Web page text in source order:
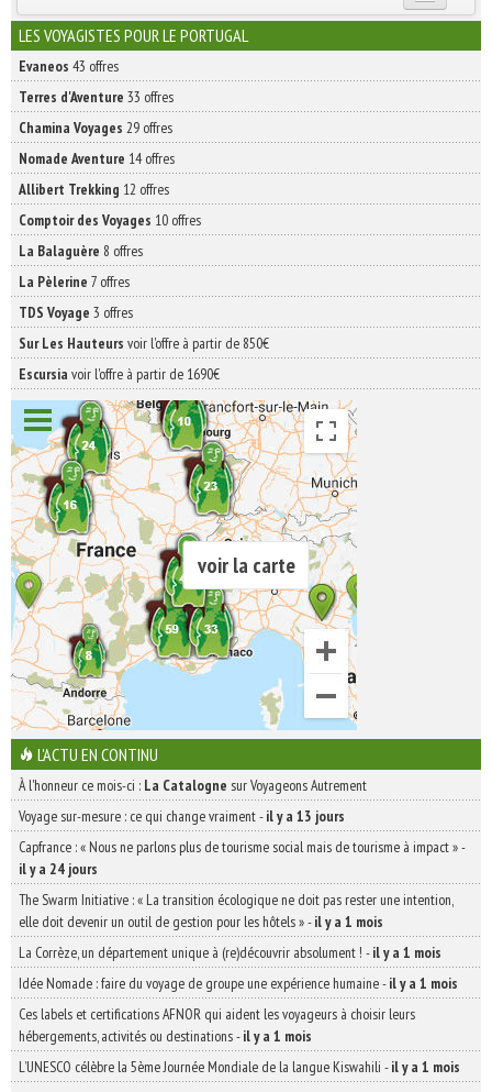
INSCRIVEZ-VOUS | ABONNEZ-VOUS
LES VOYAGISTES POUR LE PORTUGAL
Evaneos 43 offres
Terres d'Aventure 33 offres
Chamina Voyages 29 offres
Nomade Aventure 14 offres
Allibert Trekking 12 offres
Comptoir des Voyages 10 offres
La Balaguère 8 offres
La Pèlerine 7 offres
TDS Voyage 3 offres
Sur Les Hauteurs voir l'offre à partir de 850€
Escursia voir l'offre à partir de 1690€
voir la carte
L'ACTU EN CONTINU
À l'honneur ce mois-ci : La Catalogne sur Voyageons Autrement
Voyage sur-mesure : ce qui change vraiment-il y a 13 jours
Capfrance : « Nous ne parlons plus de tourisme social mais de tourisme à impact »-
il y a 24 jours
The Swarm Initiative : « La transition écologique ne doit pas rester une intention,
elle doit devenir un outil de gestion pour les hôtels »-il y a 1 mois
La Corrèze, un département unique à (re)découvrir absolument ! -il y a 1 mois
Idée Nomade : faire du voyage de groupe une expérience humaine-il y a 1 mois
Ces labels et certifications AFNOR qui aident les voyageurs à choisir leurs
hébergements, activités ou destinations-il y a 1 mois
L’UNESCO célèbre la 5ème Journée Mondiale de la langue Kiswahili -il y a 1 mois